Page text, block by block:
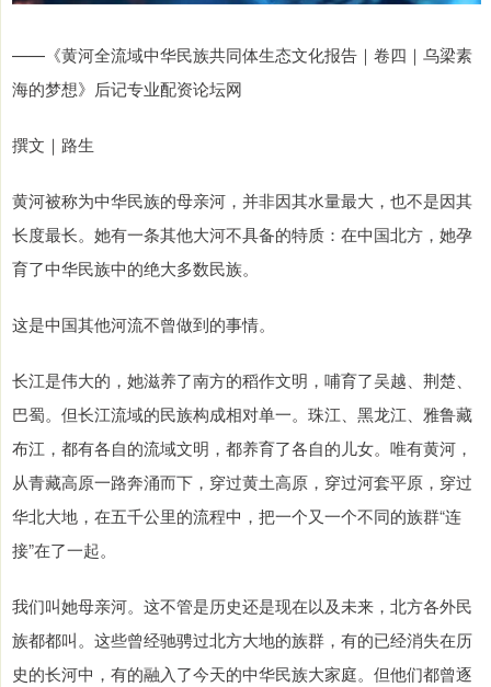
——《黄河全流域中华民族共同体生态文化报告｜卷四｜乌梁素
海的梦想》后记专业配资论坛网
撰文｜路生
黄河被称为中华民族的母亲河，并非因其水量最大，也不是因其
长度最长。她有一条其他大河不具备的特质：在中国北方，她孕
育了中华民族中的绝大多数民族。
这是中国其他河流不曾做到的事情。
长江是伟大的，她滋养了南方的稻作文明，哺育了吴越、荆楚、
巴蜀。但长江流域的民族构成相对单一。珠江、黑龙江、雅鲁藏
布江，都有各自的流域文明，都养育了各自的儿女。唯有黄河，
从青藏高原一路奔涌而下，穿过黄土高原，穿过河套平原，穿过
华北大地，在五千公里的流程中，把一个又一个不同的族群“连
接”在了一起。
我们叫她母亲河。这不管是历史还是现在以及未来，北方各外民
族都都叫。这些曾经驰骋过北方大地的族群，有的已经消失在历
史的长河中，有的融入了今天的中华民族大家庭。但他们都曾逐